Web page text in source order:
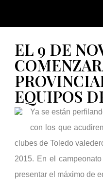
EL 9 DE
EQUIPOS
Ya se están
con los que
clubes de Toledo
2015. En el
presentar el máximo de